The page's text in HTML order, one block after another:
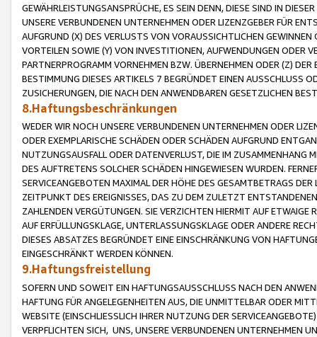
GEWÄHRLEISTUNGSANSPRÜCHE, ES SEIN DENN, DIESE SIND IN
UNSERE VERBUNDENEN UNTERNEHMEN ODER LIZENZGEBER FÜR
AUFGRUND (X) DES VERLUSTS VON VORAUSSICHTLICHEN
VORTEILEN SOWIE (Y) VON INVESTITIONEN, AUFWENDUNGEN ODER
PARTNERPROGRAMM VORNEHMEN BZW. ÜBERNEHMEN ODER (Z)
BESTIMMUNG DIESES ARTIKELS 7 BEGRÜNDET EINEN AUSSCHLUSS
ZUSICHERUNGEN, DIE NACH DEN ANWENDBAREN GESETZLICHEN
8.Haftungsbeschränkungen
WEDER WIR NOCH UNSERE VERBUNDENEN UNTERNEHMEN ODER
ODER EXEMPLARISCHE SCHÄDEN ODER SCHÄDEN AUFGRUND
NUTZUNGSAUSFALL ODER DATENVERLUST, DIE IM ZUSAMMENHANG
DES AUFTRETENS SOLCHER SCHÄDEN HINGEWIESEN WURDEN.
SERVICEANGEBOTEN MAXIMAL DER HÖHE DES GESAMTBETRAGS
ZEITPUNKT DES EREIGNISSES, DAS ZU DEM ZULETZT
ZAHLENDEN VERGÜTUNGEN. SIE VERZICHTEN HIERMIT AUF
AUF ERFÜLLUNGSKLAGE, UNTERLASSUNGSKLAGE ODER ANDERE
DIESES ABSATZES BEGRÜNDET EINE EINSCHRÄNKUNG VON
EINGESCHRÄNKT WERDEN KÖNNEN.
9.Haftungsfreistellung
SOFERN UND SOWEIT EIN HAFTUNGSAUSSCHLUSS NACH DEN
HAFTUNG FÜR ANGELEGENHEITEN AUS, DIE UNMITTELBAR ODER
WEBSITE (EINSCHLIESSLICH IHRER NUTZUNG DER
VERPFLICHTEN SICH, UNS, UNSERE VERBUNDENEN UNTERNEHMEN